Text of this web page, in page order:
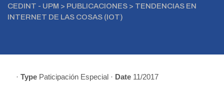
CEDINT - UPM > PUBLICACIONES > TENDENCIAS EN
INTERNET DE LAS COSAS (IOT)
· Type Paticipación Especial · Date 11/2017